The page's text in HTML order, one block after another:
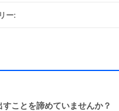
ー:
ことを諦めていませんか？